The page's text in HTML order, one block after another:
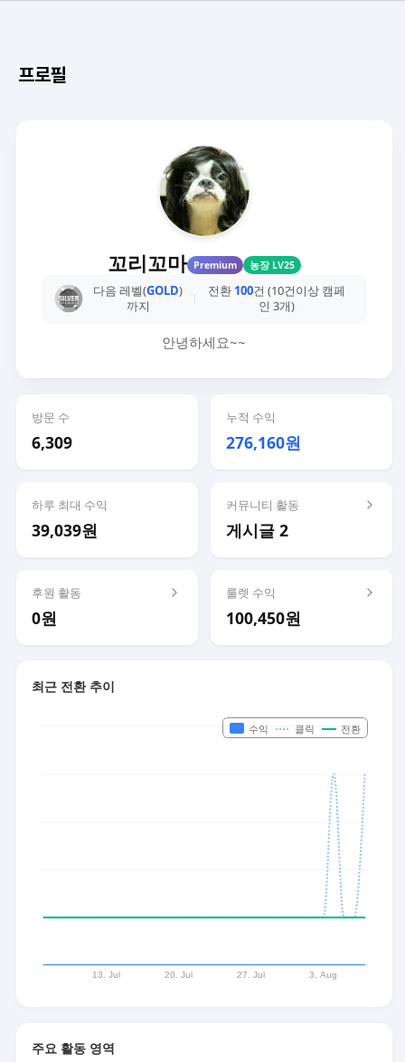
프로필
꼬리꼬마 Premium 농장 LV25
다음 레벨(GOLD)
까지
전환 100건 (10건이상 캠페
인 3개)
안녕하세요~~
방문 수
6,309
누적 수익
276,160원
하루 최대 수익
39,039원
커뮤니티 활동
게시글 2
후원 활동
0원
룰렛 수익
100,450원
최근 전환 추이
주요 활동 영역